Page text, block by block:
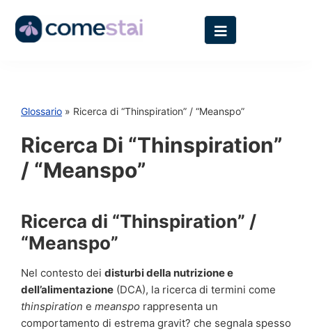
Glossario » Ricerca di “Thinspiration” / “Meanspo”
Ricerca Di “Thinspiration”
/ “Meanspo”
Ricerca di “Thinspiration” /
“Meanspo”
Nel contesto dei disturbi della nutrizione e
dell’alimentazione (DCA), la ricerca di termini come
thinspiration e meanspo rappresenta un
comportamento di estrema gravit? che segnala spesso